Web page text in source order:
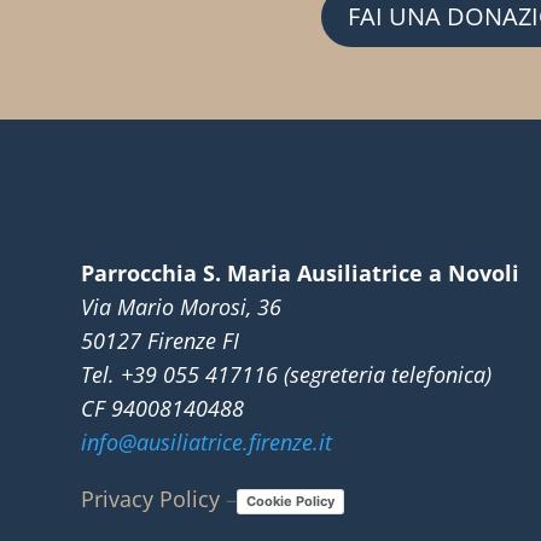
FAI UNA
Parrocchia S. Maria Ausiliatrice a Novoli
Via Mario Morosi, 36
50127 Firenze FI
Tel. +39 055 417116 (segreteria telefonica)
CF 94008140488
info@ausiliatrice.firenze.it
Privacy Policy – Cookie Policy